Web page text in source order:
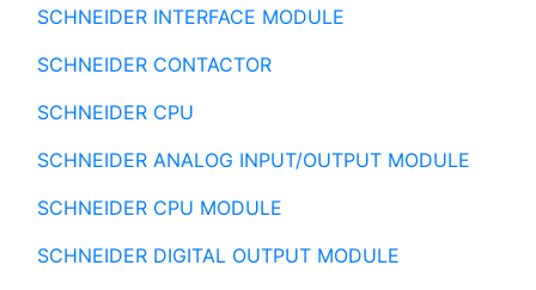
SCHNEIDER INTERFACE MODULE
SCHNEIDER CONTACTOR
SCHNEIDER CPU
SCHNEIDER ANALOG INPUT/OUTPUT MODULE
SCHNEIDER CPU MODULE
SCHNEIDER DIGITAL OUTPUT MODULE